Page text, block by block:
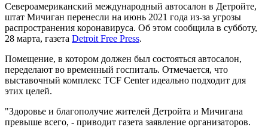
Североамериканский международный автосалон в Детройте,
штат Мичиган перенесли на июнь 2021 года из-за угрозы
распространения коронавируса. Об этом сообщила в субботу,
28 марта, газета Detroit Free Press.
Помещение, в котором должен был состояться автосалон,
переделают во временный госпиталь. Отмечается, что
выставочный комплекс TCF Center идеально подходит для
этих целей.
"Здоровье и благополучие жителей Детройта и Мичигана
превыше всего, - приводит газета заявление организаторов.